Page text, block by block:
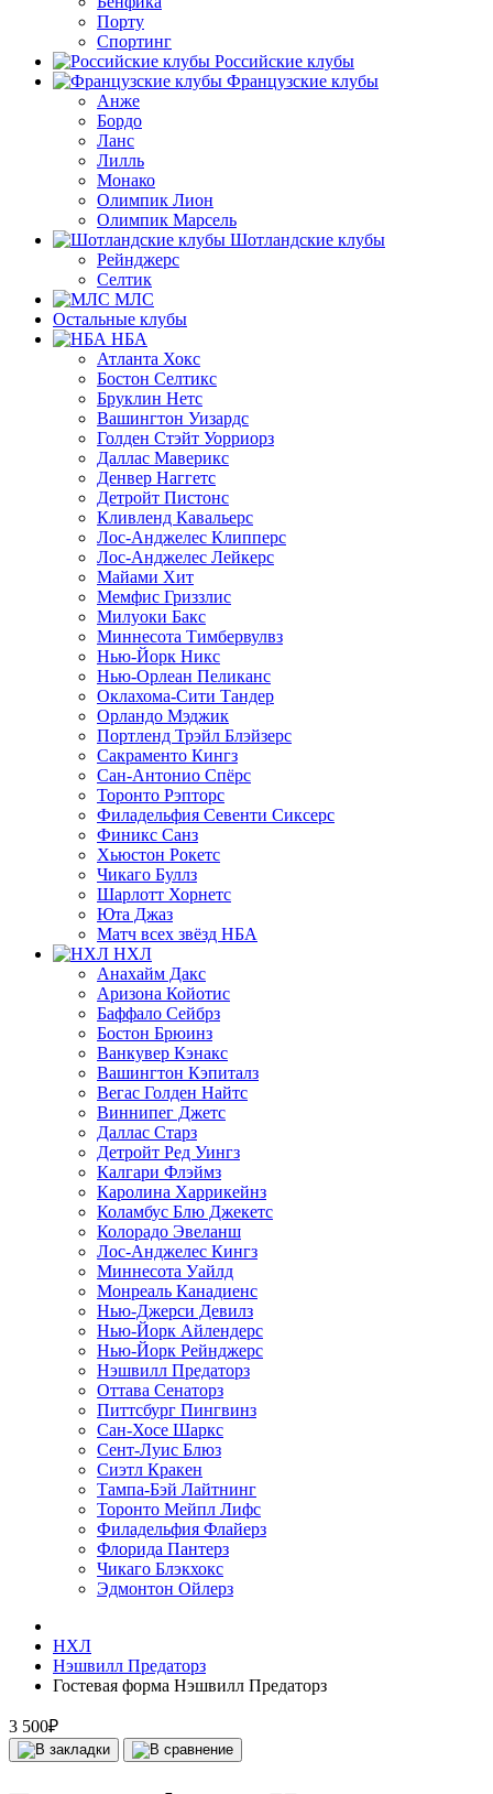
Порту
Спортинг
Российские клубы
Французские клубы
Анже
Бордо
Ланс
Лилль
Монако
Олимпик Лион
Олимпик Марсель
Шотландские клубы
Рейнджерс
Селтик
МЛС
Остальные клубы
НБА
Атланта Хокс
Бостон Селтикс
Бруклин Нетс
Вашингтон Уизардс
Голден Стэйт Уорриорз
Даллас Маверикс
Денвер Наггетс
Детройт Пистонс
Кливленд Кавальерс
Лос-Анджелес Клипперс
Лос-Анджелес Лейкерс
Майами Хит
Мемфис Гриззлис
Милуоки Бакс
Миннесота Тимбервулвз
Нью-Йорк Никс
Нью-Орлеан Пеликанс
Оклахома-Сити Тандер
Орландо Мэджик
Портленд Трэйл Блэйзерс
Сакраменто Кингз
Сан-Антонио Спёрс
Торонто Рэпторс
Филадельфия Севенти Сиксерс
Финикс Санз
Хьюстон Рокетс
Чикаго Буллз
Шарлотт Хорнетс
Юта Джаз
Матч всех звёзд НБА
НХЛ
Анахайм Дакс
Аризона Койотис
Баффало Сейбрз
Бостон Брюинз
Ванкувер Кэнакс
Вашингтон Кэпиталз
Вегас Голден Найтс
Виннипег Джетс
Даллас Старз
Детройт Ред Уингз
Калгари Флэймз
Каролина Харрикейнз
Коламбус Блю Джекетс
Колорадо Эвеланш
Лос-Анджелес Кингз
Миннесота Уайлд
Монреаль Канадиенс
Нью-Джерси Девилз
Нью-Йорк Айлендерс
Нью-Йорк Рейнджерс
Нэшвилл Предаторз
Оттава Сенаторз
Питтсбург Пингвинз
Сан-Хосе Шаркс
Сент-Луис Блюз
Сиэтл Кракен
Тампа-Бэй Лайтнинг
Торонто Мейпл Лифс
Филадельфия Флайерз
Флорида Пантерз
Чикаго Блэкхокс
Эдмонтон Ойлерз
НХЛ
Нэшвилл Предаторз
Гостевая форма Нэшвилл Предаторз
3 500₽